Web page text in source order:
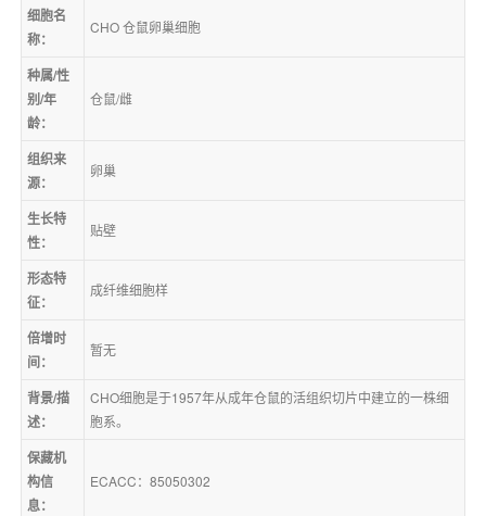
细胞名
称：
CHO 仓鼠卵巢细胞
种属/性
别/年
龄：
仓鼠/雌
组织来
源：
卵巢
生长特
性：
贴壁
形态特
征：
成纤维细胞样
倍增时
间：
暂无
背景/描
述：
CHO细胞是于1957年从成年仓鼠的活组织切片中建立的一株细
胞系。
保藏机
构信
息：
ECACC：85050302